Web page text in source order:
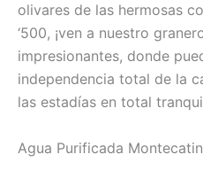
olivares de las hermosas
‘500, ¡ven a nuestro
impresionantes, donde
independencia total de la
las estadías en total
Agua Purificada